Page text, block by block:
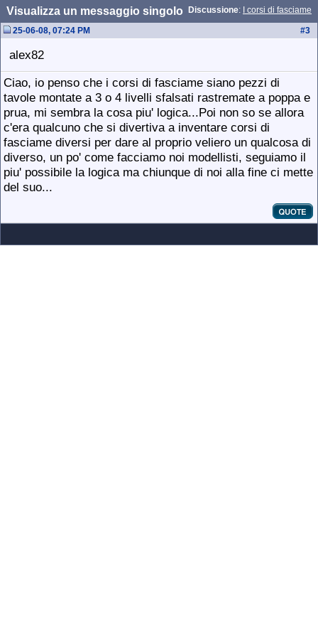
Discussione: I corsi di fasciame
Visualizza un messaggio singolo
#3
25-06-08, 07:24 PM
alex82
Ciao, io penso che i corsi di fasciame siano pezzi di
tavole montate a 3 o 4 livelli sfalsati rastremate a poppa e
prua, mi sembra la cosa piu' logica...Poi non so se allora
c'era qualcuno che si divertiva a inventare corsi di
fasciame diversi per dare al proprio veliero un qualcosa di
diverso, un po' come facciamo noi modellisti, seguiamo il
piu' possibile la logica ma chiunque di noi alla fine ci mette
del suo...